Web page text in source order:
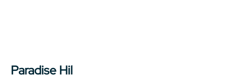
Paradise Hil